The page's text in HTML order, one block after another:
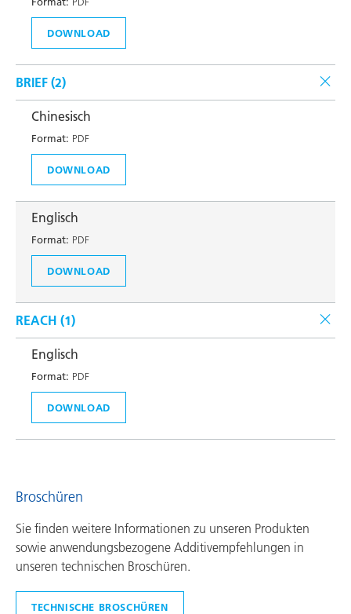
DOWNLOAD
BRIEF (2)
Chinesisch
Format: PDF
DOWNLOAD
Englisch
Format: PDF
DOWNLOAD
REACH (1)
Englisch
Format: PDF
DOWNLOAD
Broschüren
Sie finden weitere Informationen zu unseren Produkten
sowie anwendungsbezogene Additivempfehlungen in
unseren technischen Broschüren.
TECHNISCHE BROSCHÜREN